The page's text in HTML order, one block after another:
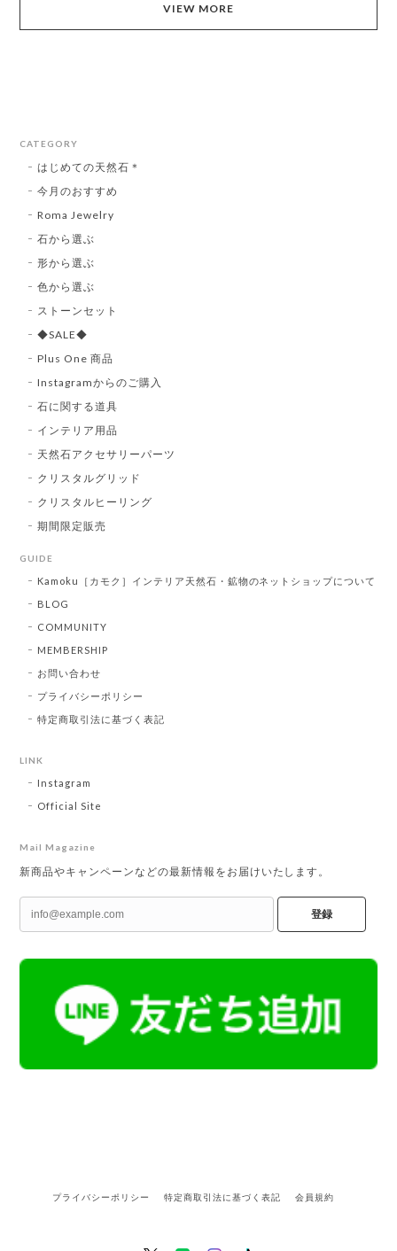
VIEW MORE
CATEGORY
はじめての天然石＊
今月のおすすめ
Roma Jewelry
石から選ぶ
形から選ぶ
色から選ぶ
ストーンセット
◆SALE◆
Plus One 商品
Instagramからのご購入
石に関する道具
インテリア用品
天然石アクセサリーパーツ
クリスタルグリッド
クリスタルヒーリング
期間限定販売
GUIDE
Kamoku［カモク］インテリア天然石・鉱物のネットショップについて
BLOG
COMMUNITY
MEMBERSHIP
お問い合わせ
プライバシーポリシー
特定商取引法に基づく表記
LINK
Instagram
Official Site
Mail Magazine
新商品やキャンペーンなどの最新情報をお届けいたします。
登録
プライバシーポリシー 特定商取引法に基づく表記 会員規約